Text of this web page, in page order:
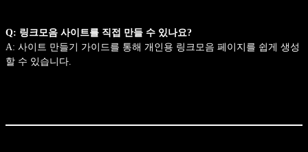
Q: 링크모음 사이트를 직접 만들 수 있나요?
A: 사이트 만들기 가이드를 통해 개인용 링크모음 페이지를 쉽게 생성
할 수 있습니다.